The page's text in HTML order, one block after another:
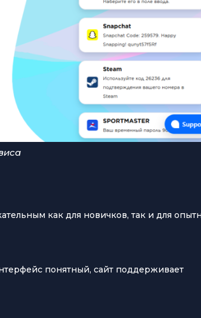
как для новичков, так и для
понятный, сайт поддерживает